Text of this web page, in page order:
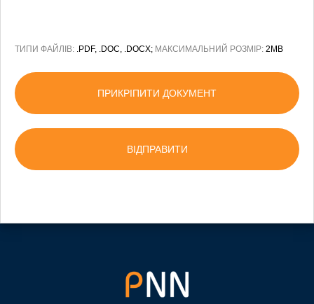
ТИПИ ФАЙЛІВ: .PDF, .DOC, .DOCX; МАКСИМАЛЬНИЙ РОЗМІР: 2MB
ПРИКРІПИТИ ДОКУМЕНТ